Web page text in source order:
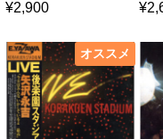
¥2,900 ¥
オススメ